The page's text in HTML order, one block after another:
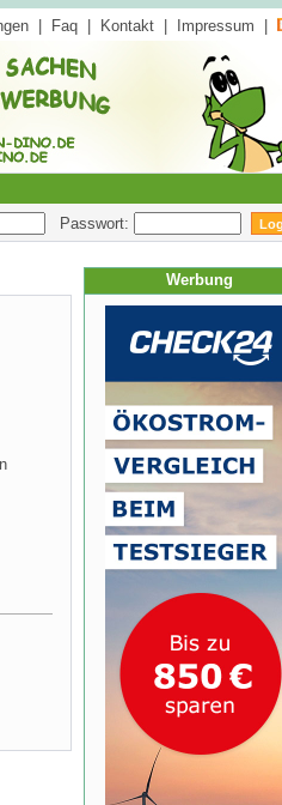
Faq Kontakt Impressum
Passwort:
Werbung